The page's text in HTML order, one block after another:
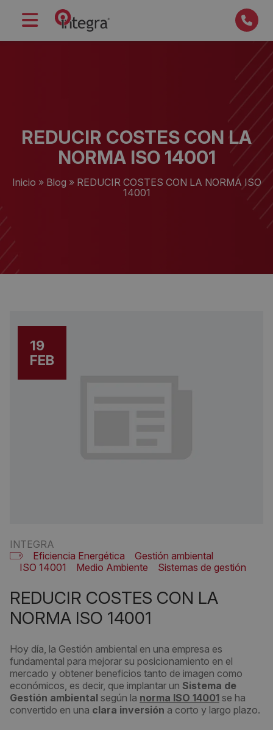
REDUCIR COSTES CON LA
NORMA ISO 14001
Inicio » Blog » REDUCIR COSTES CON LA NORMA ISO
14001
19
FEB
INTEGRA
Eficiencia Energética
Gestión ambiental
ISO 14001
Medio Ambiente Sistemas de gestión
REDUCIR COSTES CON LA
NORMA ISO 14001
Hoy día, la Gestión ambiental en una empresa es
fundamental para mejorar su posicionamiento en el
mercado y obtener beneficios tanto de imagen como
económicos, es decir, que implantar un Sistema de
Gestión ambiental según la norma ISO 14001 se ha
convertido en una clara inversión a corto y largo plazo.